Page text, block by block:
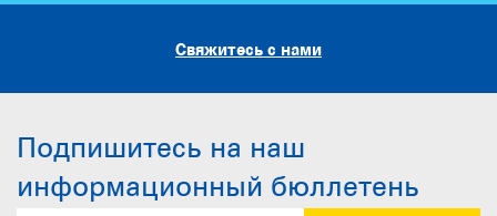
Свяжитесь с нами
Подпишитесь на наш
информационный бюллетень